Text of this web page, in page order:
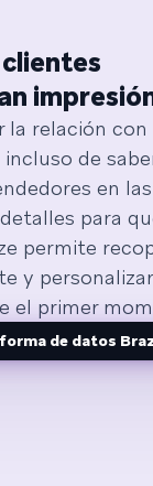
la relación
de
en
para
permite
y
el primer
de datos